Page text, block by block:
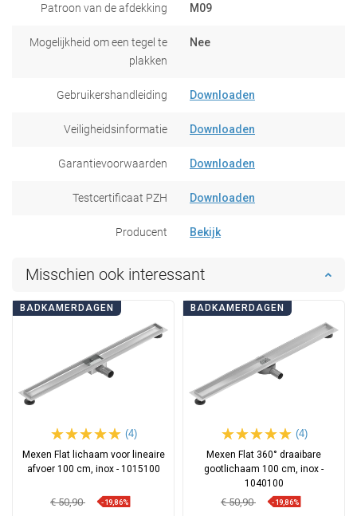
Patroon van de afdekking M09
Mogelijkheid om een tegel te
plakken
Nee
Gebruikershandleiding Downloaden
Veiligheidsinformatie Downloaden
Garantievoorwaarden Downloaden
Testcertificaat PZH Downloaden
Producent Bekijk
Misschien ook interessant
BADKAMERDAGEN
(4)
Mexen Flat lichaam voor lineaire
afvoer 100 cm, inox - 1015100
€ 50,90 -19,86%
BADKAMERDAGEN
(4)
Mexen Flat 360° draaibare
gootlichaam 100 cm, inox -
1040100
€ 50,90 -19,86%